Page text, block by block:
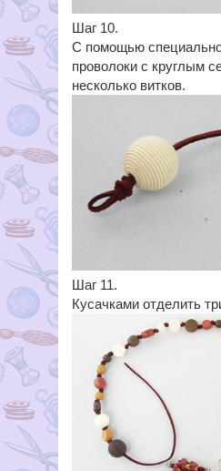
Шаг 10.
С помощью
проволоки с круглым
несколько витков.
Шаг 11.
Кусачками отделить